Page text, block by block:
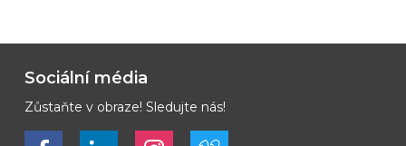
Sociální média
Zůstaňte v obraze! Sledujte nás!
Bekijk ons op FacebookBekijk ons op LinkedInBekijk ons op LinkedInBekijk ons op Vimeo